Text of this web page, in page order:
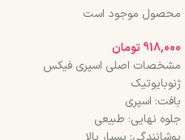
محصول موجود است
918,000تومان
مشخصات اصلی اسپری فیکس
ژنوبایوتیک
بافت: اسپری
جلوه نهایی: طبیعی